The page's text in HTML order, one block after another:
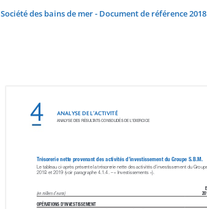
Société des bains de mer - Document de référence 2018